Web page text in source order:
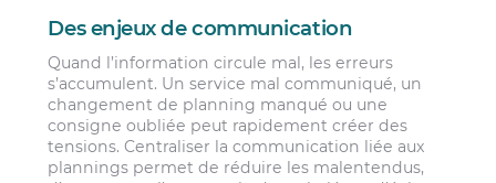
Des enjeux de communication
Quand l’information circule mal, les erreurs
s’accumulent. Un service mal communiqué, un
changement de planning manqué ou une
consigne oubliée peut rapidement créer des
tensions. Centraliser la communication liée aux
plannings permet de réduire les malentendus,